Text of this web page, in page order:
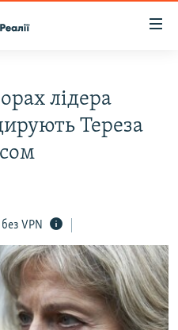
лідера
Тереза
VPN